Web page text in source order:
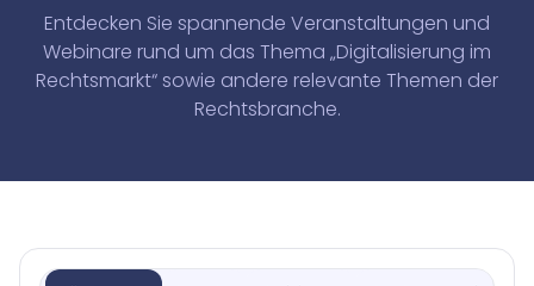
Entdecken Sie spannende Veranstaltungen und
Webinare rund um das Thema „Digitalisierung im
Rechtsmarkt“ sowie andere relevante Themen der
Rechtsbranche.